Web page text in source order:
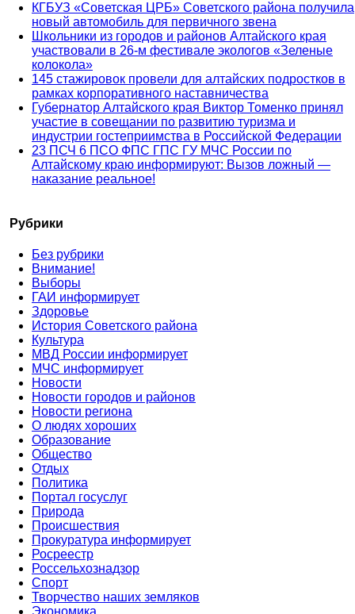
КГБУЗ «Советская ЦРБ» Советского района получила
новый автомобиль для первичного звена
Школьники из городов и районов Алтайского края
участвовали в 26-м фестивале экологов «Зеленые
колокола»
145 стажировок провели для алтайских подростков в
рамках корпоративного наставничества
Губернатор Алтайского края Виктор Томенко принял
участие в совещании по развитию туризма и
индустрии гостеприимства в Российской Федерации
23 ПСЧ 6 ПСО ФПС ГПС ГУ МЧС России по
Алтайскому краю информируют: Вызов ложный —
наказание реальное!
Рубрики
Без рубрики
Внимание!
Выборы
ГАИ информирует
Здоровье
История Советского района
Культура
МВД России информирует
МЧС информирует
Новости
Новости городов и районов
Новости региона
О людях хороших
Образование
Общество
Отдых
Политика
Портал госуслуг
Природа
Происшествия
Прокуратура информирует
Росреестр
Россельхознадзор
Спорт
Творчество наших земляков
Экономика